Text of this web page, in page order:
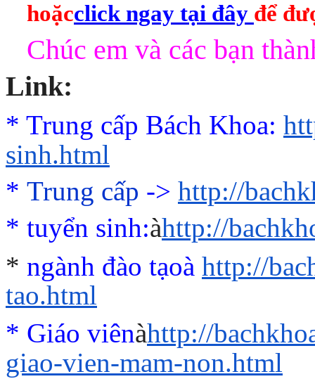
hoặcclick ngay tại đây để
Chúc em và các bạn
Link:
* Trung cấp Bách Khoa:
sinh.html
* Trung cấp -> http://
* tuyển sinh:àhttp://
* ngành đào tạoà http://
tao.html
* Giáo viênàhttp://
giao-vien-mam-non.html